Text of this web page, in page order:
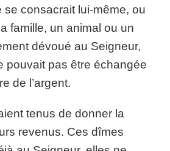
se consacrait lui-même, ou
famille, un animal ou un
dévoué au Seigneur,
pouvait pas être échangée
de l’argent.
tenus de donner la
revenus. Ces dîmes